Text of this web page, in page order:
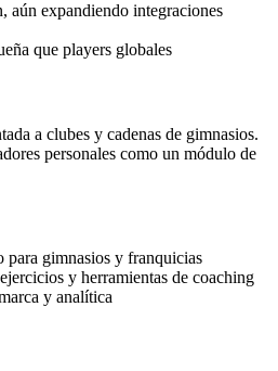
aún expandiendo integraciones
que players globales
a clubes y cadenas de gimnasios.
personales como un módulo de
para gimnasios y franquicias
y herramientas de coaching
y analítica